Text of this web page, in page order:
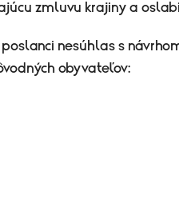
zmluvu krajiny a
nesúhlas s
obyvateľov: